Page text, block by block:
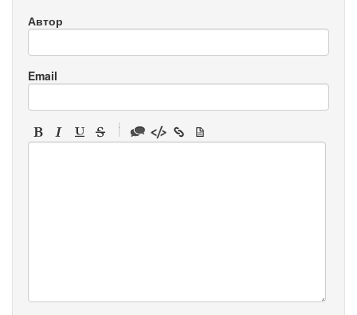
Автор
Email
-
-